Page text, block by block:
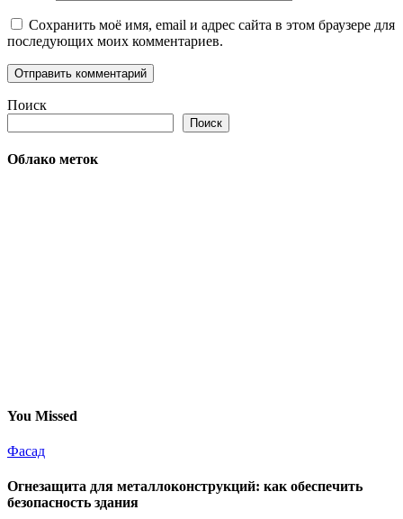
Сохранить моё имя, email и адрес сайта в этом браузере для
последующих моих комментариев.
Поиск
Поиск
Облако меток
You Missed
Фасад
Огнезащита для металлоконструкций: как обеспечить
безопасность здания